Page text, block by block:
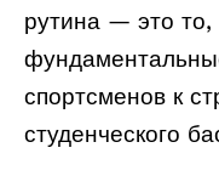
рутина — это
спортсменов к
студенческого